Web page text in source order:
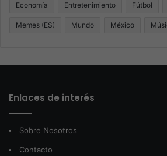
Economía Entretenimiento Fútbol
Memes (ES) Mundo México
Enlaces de interés
Sobre Nosotros
Contacto